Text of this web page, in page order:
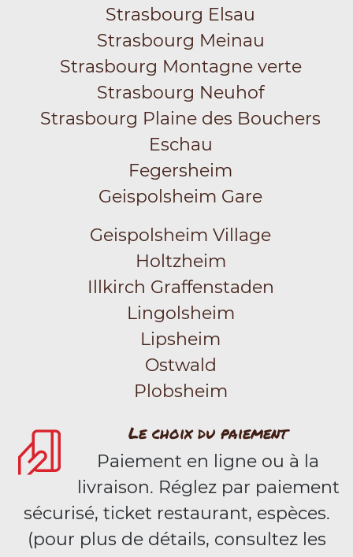
Strasbourg Elsau
Strasbourg Meinau
Strasbourg Montagne verte
Strasbourg Neuhof
Strasbourg Plaine des Bouchers
Eschau
Fegersheim
Geispolsheim Gare
Geispolsheim Village
Holtzheim
Illkirch Graffenstaden
Lingolsheim
Lipsheim
Ostwald
Plobsheim
Le choix du paiement
Paiement en ligne ou à la
livraison. Réglez par paiement
sécurisé, ticket restaurant, espèces.
(pour plus de détails, consultez les